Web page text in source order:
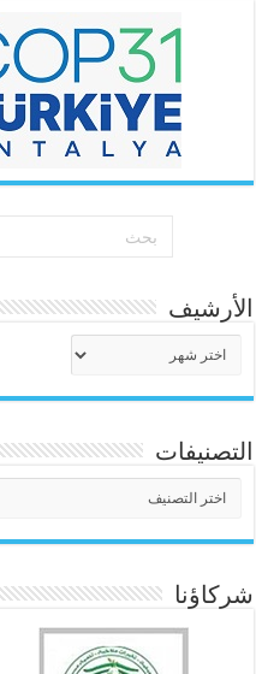
الأرشيف
التصنيفات
شركاؤنا